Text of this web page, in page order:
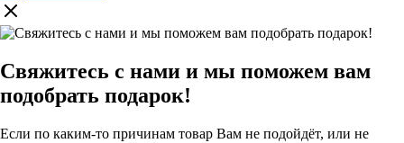
Свяжитесь с нами и мы поможем вам
подобрать подарок!
Если по каким-то причинам товар Вам не подойдёт, или не